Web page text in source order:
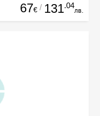
67€ / 131.04
лв.